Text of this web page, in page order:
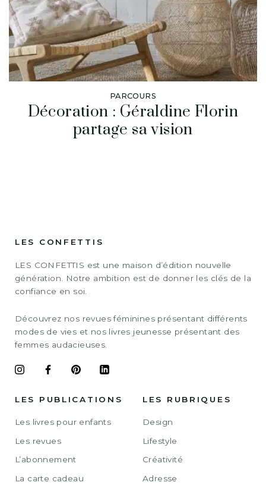
PARCOURS
Décoration : Géraldine Florin
partage sa vision
LES CONFETTIS
LES CONFETTIS est une maison d’édition nouvelle
génération. Notre ambition est de donner les clés de la
confiance en soi.
Découvrez nos revues féminines présentant différents
modes de vies et nos livres jeunesse présentant des
femmes audacieuses.
LES PUBLICATIONS
Les livres pour enfants
Les revues
L’abonnement
La carte cadeau
LES RUBRIQUES
Design
Lifestyle
Créativité
Adresse